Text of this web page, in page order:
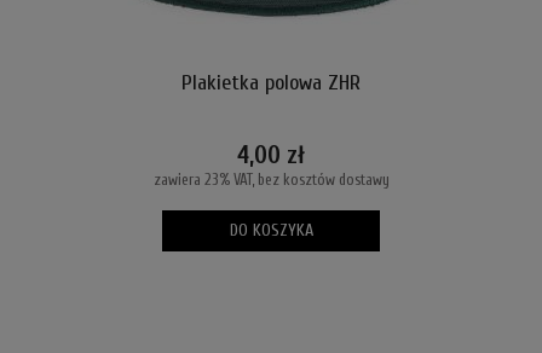
Plakietka polowa ZHR
4,00 zł
zawiera 23% VAT, bez kosztów dostawy
DO KOSZYKA